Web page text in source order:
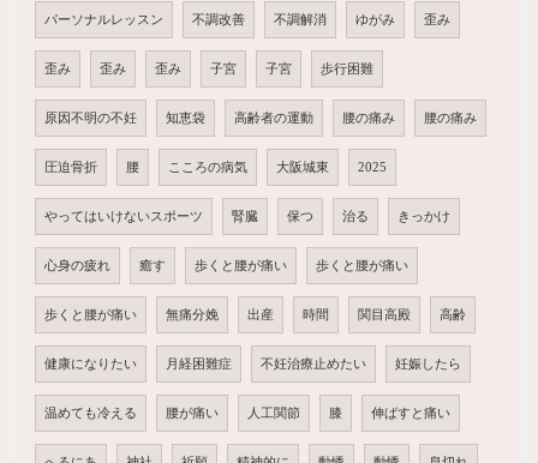
パーソナルレッスン 不調改善 不調解消 ゆがみ 歪み
歪み 歪み 歪み 子宮 子宮 歩行困難
原因不明の不妊 知恵袋 高齢者の運動 腰の痛み 腰の痛み
圧迫骨折 腰 こころの病気 大阪城東 2025
やってはいけないスポーツ 腎臓 保つ 治る きっかけ
心身の疲れ 癒す 歩くと腰が痛い 歩くと腰が痛い
歩くと腰が痛い 無痛分娩 出産 時間 関目高殿 高齢
健康になりたい 月経困難症 不妊治療止めたい 妊娠したら
温めても冷える 腰が痛い 人工関節 膝 伸ばすと痛い